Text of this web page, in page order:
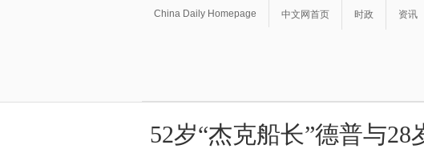
China Daily Homepage 中文网首页 时政 资讯
52岁“杰克船长”德普与